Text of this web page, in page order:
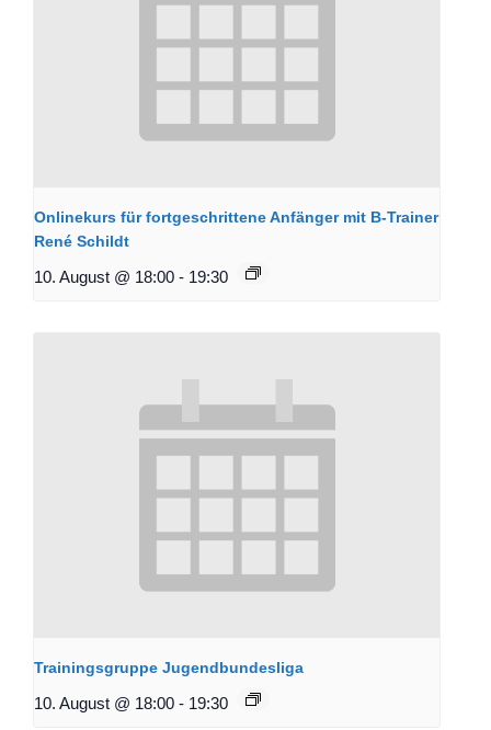
Onlinekurs für fortgeschrittene Anfänger mit B-Trainer
René Schildt
10. August @ 18:00 - 19:30
Trainingsgruppe Jugendbundesliga
10. August @ 18:00 - 19:30